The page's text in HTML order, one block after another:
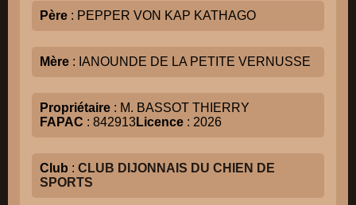
Père : PEPPER VON KAP KATHAGO
Mère : IANOUNDE DE LA PETITE VERNUSSE
Propriétaire : M. BASSOT THIERRY
FAPAC : 842913Licence : 2026
Club : CLUB DIJONNAIS DU CHIEN DE
SPORTS